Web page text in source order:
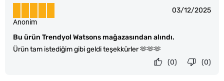
03/12/2025
Bu ürün Trendyol Watsons mağazasından alındı.
Ürün tam istediğim gibi geldi teşekkürler 🫶🫶🫶
Anonim
(0)
(0)